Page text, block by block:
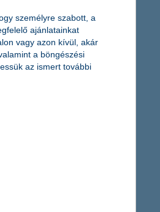
Ezek a digitális másolatok
személyre szabott, a
ajánlatainkat
vagy azon kívül, akár
a böngészési
az ismert további